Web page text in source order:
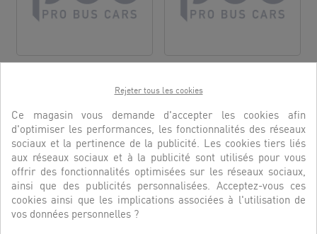
HIS60227
DÉCOUVRIR
RÉFÉRENCE:
DÉCOUVRIR
Rejeter tous les cookies
Ce magasin vous demande d'accepter les cookies afin
d'optimiser les performances, les fonctionnalités des réseaux
sociaux et la pertinence de la publicité. Les cookies tiers liés
aux réseaux sociaux et à la publicité sont utilisés pour vous
offrir des fonctionnalités optimisées sur les réseaux sociaux,
ainsi que des publicités personnalisées. Acceptez-vous ces
cookies ainsi que les implications associées à l'utilisation de
vos données personnelles ?